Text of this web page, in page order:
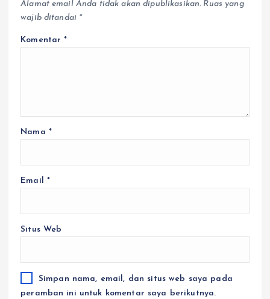
Alamat email Anda tidak akan dipublikasikan. Ruas yang
wajib ditandai *
Komentar*
Nama *
Email *
Situs Web
Simpan nama, email, dan situs web saya pada
peramban ini untuk komentar saya berikutnya.